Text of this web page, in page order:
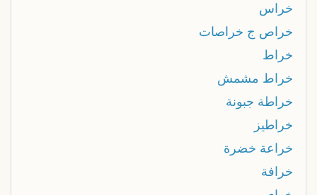
خراس
خراص ج خراصات
خراط
خراط مشمش
خراطة جبونة
خراطيز
خراعة خضرة
خرافة